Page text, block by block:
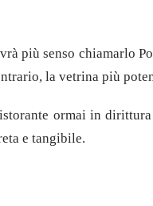
più senso chiamarlo
la vetrina più
ormai in
e tangibile.